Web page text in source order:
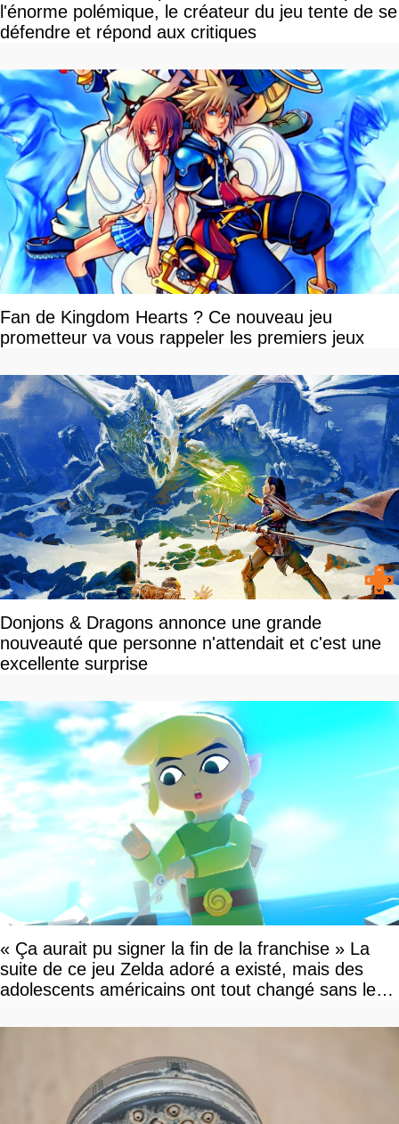
l'énorme polémique, le créateur du jeu tente de se
défendre et répond aux critiques
Fan de Kingdom Hearts ? Ce nouveau jeu
prometteur va vous rappeler les premiers jeux
Donjons & Dragons annonce une grande
nouveauté que personne n'attendait et c'est une
excellente surprise
« Ça aurait pu signer la fin de la franchise » La
suite de ce jeu Zelda adoré a existé, mais des
adolescents américains ont tout changé sans le